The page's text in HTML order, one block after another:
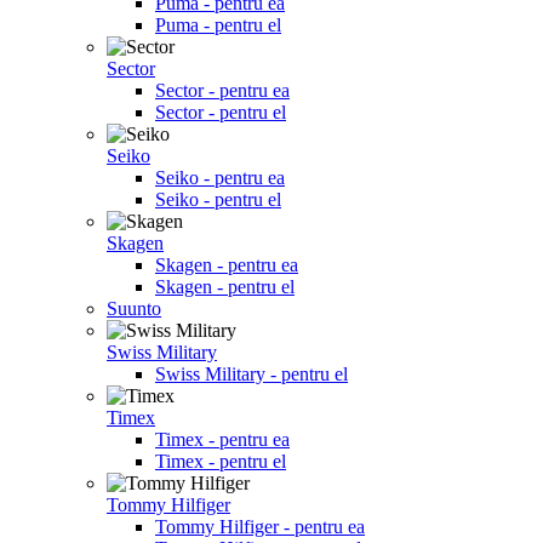
Puma - pentru el
Sector
Sector - pentru ea
Sector - pentru el
Seiko
Seiko - pentru ea
Seiko - pentru el
Skagen
Skagen - pentru ea
Skagen - pentru el
Suunto
Swiss Military
Swiss Military - pentru el
Timex
Timex - pentru ea
Timex - pentru el
Tommy Hilfiger
Tommy Hilfiger - pentru ea